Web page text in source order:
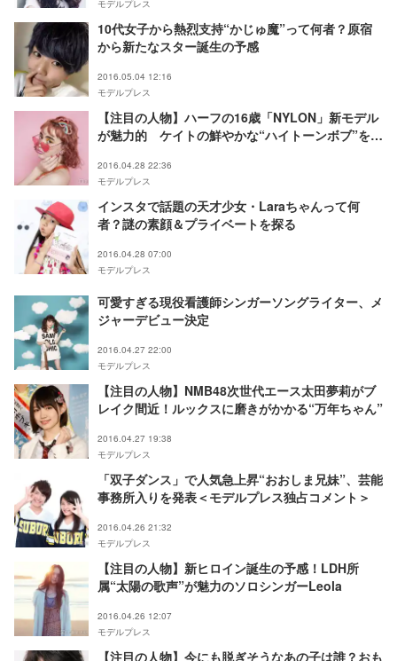
モデルプレス
10代女子から熱烈支持“かじゅ魔”って何者？原宿
から新たなスター誕生の予感
2016.05.04 12:16
モデルプレス
【注目の人物】ハーフの16歳「NYLON」新モデル
が魅力的 ケイトの鮮やかな“ハイトーンボブ”を見
2016.04.28 22:36
モデルプレス
インスタで話題の天才少女・Laraちゃんって何
者？謎の素顔＆プライベートを探る
2016.04.28 07:00
モデルプレス
可愛すぎる現役看護師シンガーソングライター、メ
ジャーデビュー決定
2016.04.27 22:00
モデルプレス
【注目の人物】NMB48次世代エース太田夢莉がブ
レイク間近！ルックスに磨きがかかる“万年ちゃん”
2016.04.27 19:38
モデルプレス
「双子ダンス」で人気急上昇“おおしま兄妹”、芸能
事務所入りを発表＜モデルプレス独占コメント＞
2016.04.26 21:32
モデルプレス
【注目の人物】新ヒロイン誕生の予感！LDH所
属“太陽の歌声”が魅力のソロシンガーLeola
2016.04.26 12:07
モデルプレス
【注目の人物】今にも脱ぎそうなあの子は誰？おも